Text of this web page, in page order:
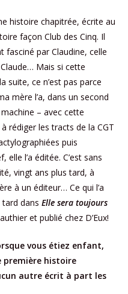
histoire chapitrée, écrite au
façon Club des Cinq. Il
fasciné par Claudine, celle
Claude… Mais si cette
suite, ce n’est pas parce
mère l’a, dans un second
– avec cette
rédiger les tracts de la CGT
puis
l’a éditée. C’est sans
vingt ans plus tard, à
à un éditeur… Ce qui l’a
dans Elle sera toujours
et publié chez D’Eux!
vous étiez enfant,
première histoire
autre écrit à part les